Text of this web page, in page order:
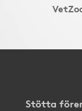
Stötta